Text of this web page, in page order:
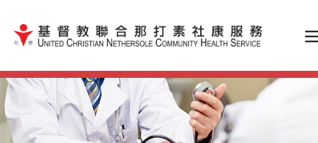
跳到內容（按輸入鍵）